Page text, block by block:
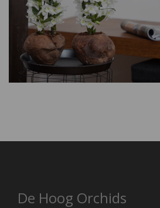
De Hoog Orchids